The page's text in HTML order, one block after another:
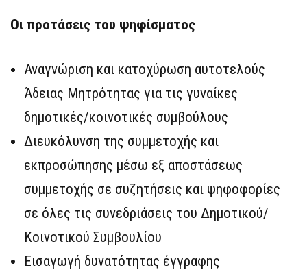
Οι προτάσεις του ψηφίσματος
Αναγνώριση και κατοχύρωση αυτοτελούς
Άδειας Μητρότητας για τις γυναίκες
δημοτικές/κοινοτικές συμβούλους
Διευκόλυνση της συμμετοχής και
εκπροσώπησης μέσω εξ αποστάσεως
συμμετοχής σε συζητήσεις και ψηφοφορίες
σε όλες τις συνεδριάσεις του Δημοτικού/
Κοινοτικού Συμβουλίου
Εισαγωγή δυνατότητας έγγραφης